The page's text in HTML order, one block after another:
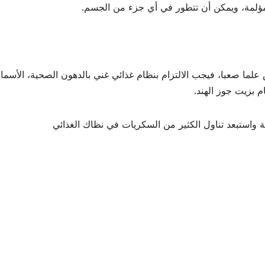
مؤلمة، ويمكن أن تتطور في أي جزء من الجسم.
صعبا، فيجب الالتزام بنظام غذائي غني بالدهون الصحية،
بزيت جوز الهند.
واستبعد تناول الكثير من السكريات في نظاك الغذائي